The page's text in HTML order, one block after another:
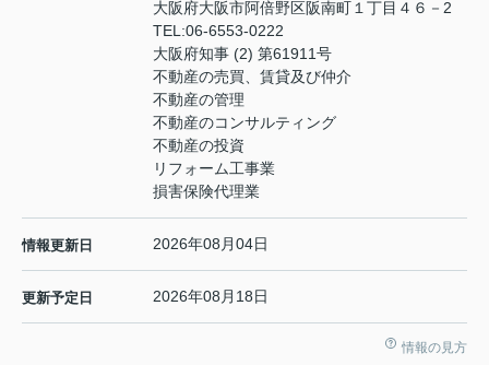
大阪府大阪市阿倍野区阪南町１丁目４６－2
TEL:06-6553-0222
大阪府知事 (2) 第61911号
不動産の売買、賃貸及び仲介
不動産の管理
不動産のコンサルティング
不動産の投資
リフォーム工事業
損害保険代理業
情報更新日 2026年08月04日
更新予定日 2026年08月18日
情報の見方